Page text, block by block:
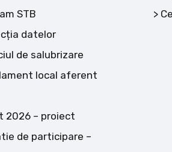
STB
datelor
de salubrizare
local aferent
2026 – proiect
de participare –